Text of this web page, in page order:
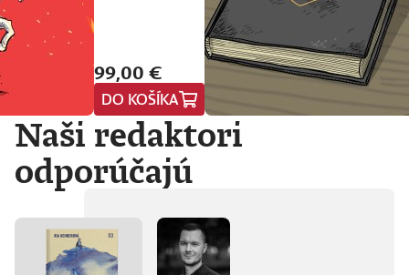
99,00 €
DO KOŠÍKA
Naši redaktori
odporúčajú